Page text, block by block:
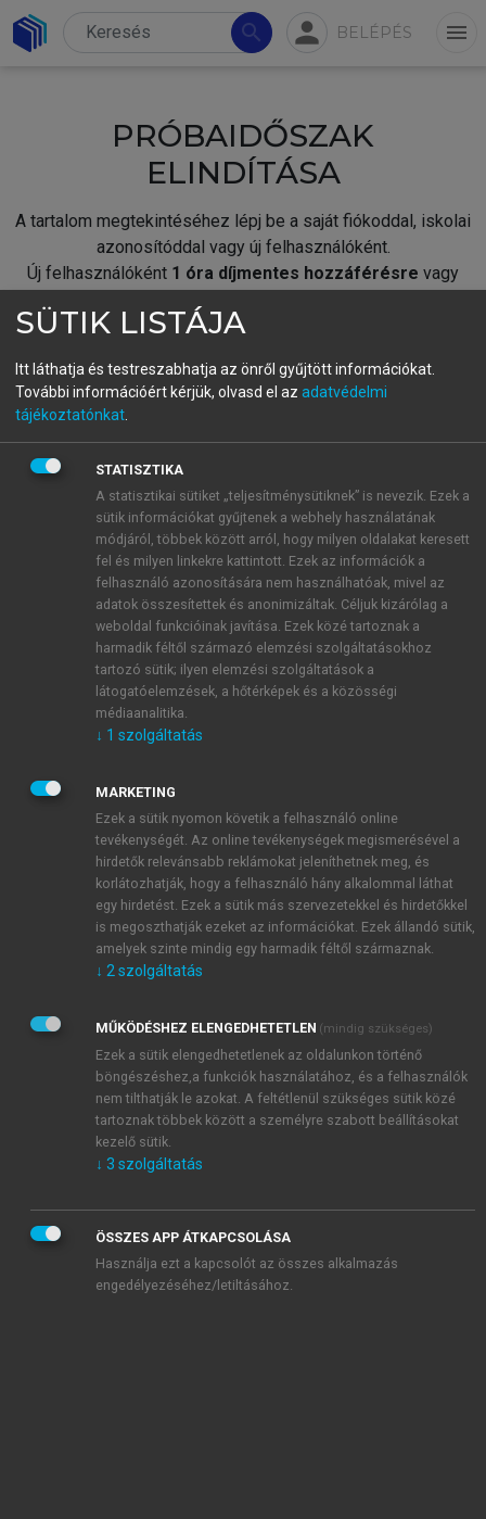
search person BELÉPÉS menu
PRÓBAIDŐSZAK
ELINDÍTÁSA
A tartalom megtekintéséhez lépj be a saját fiókoddal, iskolai
azonosítóddal vagy új felhasználóként.
Új felhasználóként 1 óra díjmentes hozzáférésre vagy
fiókoddal,vagy hozz létre új fiókot.
A regisztráció után apróbaidőszakautomatikusan
BELÉPÉS SAJÁT FIÓKKAL
ÚJ FIÓK LÉTREHOZÁSA
1 óra díjmentes hozzáférés
E-MAIL-CÍM
JELSZÓ
JELSZÓ ÚJRA
Kérek értesítést a MeRSZ újdonságairól, akcióiról.
Kérek értesítést az Akadémiai Kiadó Zrt. újdonságairól,
Adatkezelési tájékoztatóbanfoglaltakat tudomásul
veszem és elfogadom.
Általános vásárlási feltételeket, valamint a szotar.netés a
mersz.huoldalak licencszerződéseiben foglaltakat
tudomásul veszem és elfogadom.
KIPRÓBÁLOM
SÜTIK LISTÁJA
Itt láthatja és testreszabhatja az önről gyűjtött információkat.
További információért kérjük, olvasd el az adatvédelmi
tájékoztatónkat
STATISZTIKA
A statisztikai sütiket „teljesítménysütiknek” is nevezik. Ezek a
sütik információkat gyűjtenek a webhely használatának
módjáról, többek között arról, hogy milyen oldalakat keresett
fel és milyen linkekre kattintott. Ezek az információk a
felhasználó azonosítására nem használhatóak, mivel az
adatok összesítettek és anonimizáltak. Céljuk kizárólag a
weboldal funkcióinak javítása. Ezek közé tartoznak a
harmadik féltől származó elemzési szolgáltatásokhoz
tartozó sütik; ilyen elemzési szolgáltatások a
látogatóelemzések, a hőtérképek és a közösségi
médiaanalitika.
↓ 1 szolgáltatás
MARKETING
Ezek a sütik nyomon követik a felhasználó online
tevékenységét. Az online tevékenységek megismerésével a
hirdetők relevánsabb reklámokat jeleníthetnek meg, és
korlátozhatják, hogy a felhasználó hány alkalommal láthat
egy hirdetést. Ezek a sütik más szervezetekkel és hirdetőkkel
is megoszthatják ezeket az információkat. Ezek állandó sütik,
amelyek szinte mindig egy harmadik féltől származnak.
↓ 2 szolgáltatás
MŰKÖDÉSHEZ ELENGEDHETETLEN (mindig szükséges)
Ezek a sütik elengedhetetlenek az oldalunkon történő
böngészéshez,a funkciók használatához, és a felhasználók
nem tilthatják le azokat. A feltétlenül szükséges sütik közé
tartoznak többek között a személyre szabott beállításokat
kezelő sütik.
↓ 3 szolgáltatás
ÖSSZES APP ÁTKAPCSOLÁSA
Használja ezt a kapcsolót az összes alkalmazás
engedélyezéséhez/letiltásához.